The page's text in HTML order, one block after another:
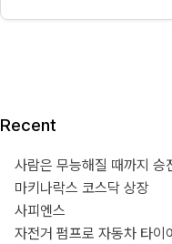
Recent
사람은 무능해질 때까지 승
마키나락스 코스닥 상장
사피엔스
자전거 펌프로 자동차 타이